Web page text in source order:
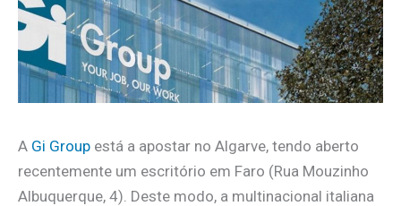
A Gi Group está a apostar no Algarve, tendo aberto
recentemente um escritório em Faro (Rua Mouzinho
Albuquerque, 4). Deste modo, a multinacional italiana